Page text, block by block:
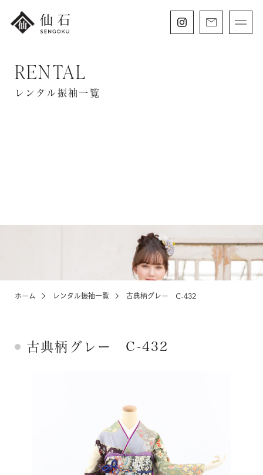
FURISODE 振袖・紋付袴レンタル
フォトウェディング
KIDS
ABOUT
お知らせ・イベント
RENTAL
レンタル振袖一覧
ホーム レンタル振袖一覧 古典柄グレー C-432
古典柄グレー C-432